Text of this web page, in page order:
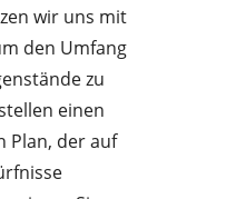
wir uns mit
den Umfang
zu
einen
Plan, der auf